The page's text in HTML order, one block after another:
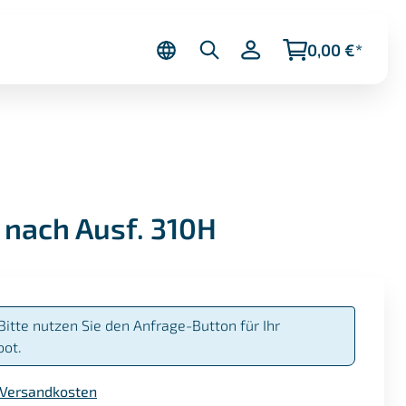
0,00 €*
Ausf. 310H
nutzen Sie den Anfrage-Button für Ihr